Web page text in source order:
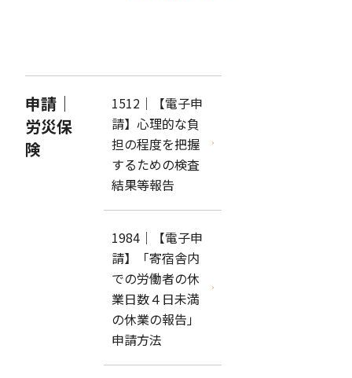
申請｜
労災保
険
1512｜【電子申
請】心理的な負
担の程度を把握
するための検査
結果等報告
1984｜【電子申
請】「寄宿舎内
での労働者の休
業日数４日未満
の休業の報告」
申請方法